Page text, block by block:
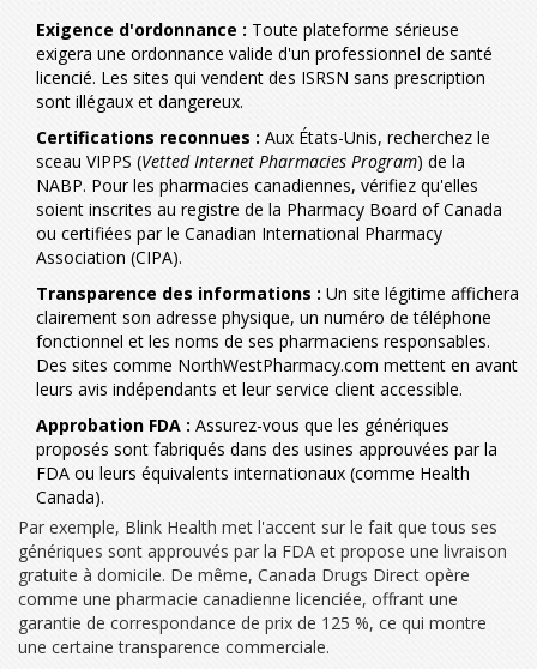
Exigence d'ordonnance : Toute plateforme sérieuse
exigera une ordonnance valide d'un professionnel de santé
licencié. Les sites qui vendent des ISRSN sans prescription
sont illégaux et dangereux.
Certifications reconnues : Aux États-Unis, recherchez le
sceau VIPPS (Vetted Internet Pharmacies Program) de la
NABP. Pour les pharmacies canadiennes, vérifiez qu'elles
soient inscrites au registre de la Pharmacy Board of Canada
ou certifiées par le Canadian International Pharmacy
Association (CIPA).
Transparence des informations : Un site légitime affichera
clairement son adresse physique, un numéro de téléphone
fonctionnel et les noms de ses pharmaciens responsables.
Des sites comme NorthWestPharmacy.com mettent en avant
leurs avis indépendants et leur service client accessible.
Approbation FDA : Assurez-vous que les génériques
proposés sont fabriqués dans des usines approuvées par la
FDA ou leurs équivalents internationaux (comme Health
Canada).
Par exemple, Blink Health met l'accent sur le fait que tous ses
génériques sont approuvés par la FDA et propose une livraison
gratuite à domicile. De même, Canada Drugs Direct opère
comme une pharmacie canadienne licenciée, offrant une
garantie de correspondance de prix de 125 %, ce qui montre
une certaine transparence commerciale.